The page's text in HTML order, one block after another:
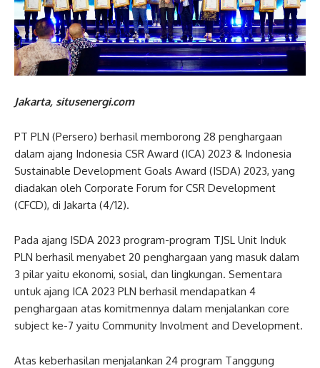
Jakarta, situsenergi.com
PT PLN (Persero) berhasil memborong 28 penghargaan
dalam ajang Indonesia CSR Award (ICA) 2023 & Indonesia
Sustainable Development Goals Award (ISDA) 2023, yang
diadakan oleh Corporate Forum for CSR Development
(CFCD), di Jakarta (4/12).
Pada ajang ISDA 2023 program-program TJSL Unit Induk
PLN berhasil menyabet 20 penghargaan yang masuk dalam
3 pilar yaitu ekonomi, sosial, dan lingkungan. Sementara
untuk ajang ICA 2023 PLN berhasil mendapatkan 4
penghargaan atas komitmennya dalam menjalankan core
subject ke-7 yaitu Community Involment and Development.
Atas keberhasilan menjalankan 24 program Tanggung